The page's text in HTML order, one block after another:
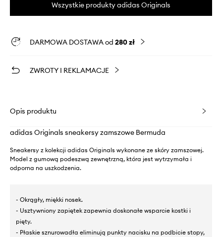
Wszystkie produkty adidas Originals
DARMOWA DOSTAWA od 280 zł
ZWROTY I REKLAMACJE
Opis produktu
adidas Originals sneakersy zamszowe Bermuda
Sneakersy z kolekcji adidas Originals wykonane ze skóry zamszowej.
Model z gumową podeszwą zewnętrzną, która jest wytrzymała i
odporna na uszkodzenia.
- Okrągły, miękki nosek.
- Usztywniony zapiętek zapewnia doskonałe wsparcie kostki i
pięty.
- Płaskie sznurowadła eliminują punkty nacisku na podbicie stopy,